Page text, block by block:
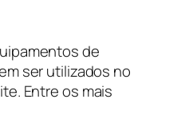
de
ser utilizados no
Entre os mais